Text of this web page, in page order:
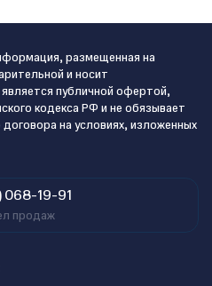
размещенная на
и носит
публичной офертой,
кодекса РФ и не обязывает
на условиях, изложенных
068-19-91
продаж